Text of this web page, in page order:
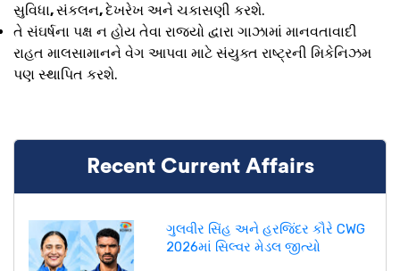
સુવિધા,સંકલન,દેખરેખ અને ચકાસણી કરશે.
તે સંઘર્ષના પક્ષ ન હોય તેવા રાજ્યો દ્વારા ગાઝામાં માનવતાવાદી
રાહત માલસામાનને વેગ આપવા માટે સંયુક્ત રાષ્ટ્રની મિકેનિઝમ
પણ સ્થાપિત કરશે.
Recent Current Affairs
ગુલવીર સિંહ અને હરજિંદર કૌરે CWG
2026માં સિલ્વર મેડલ જીત્યો